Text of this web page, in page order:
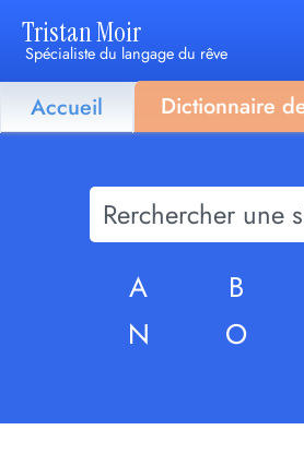
Tristan Moir
Spécialiste du langage du rêve
Accueil Dictionnaire
A B
N
O